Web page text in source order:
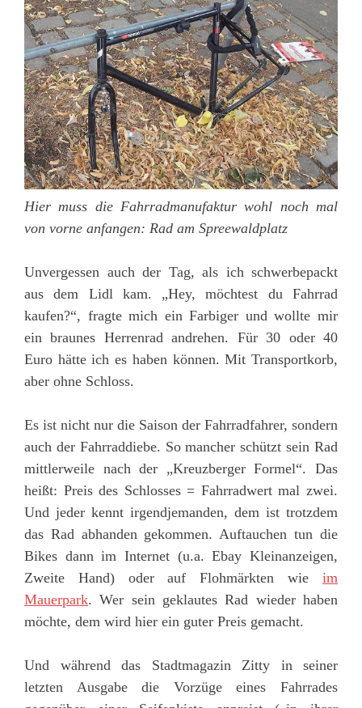
Hier muss die Fahrradmanufaktur wohl noch mal
von vorne anfangen: Rad am Spreewaldplatz
Unvergessen auch der Tag, als ich schwerbepackt
aus dem Lidl kam. „Hey, möchtest du Fahrrad
kaufen?“, fragte mich ein Farbiger und wollte mir
ein braunes Herrenrad andrehen. Für 30 oder 40
Euro hätte ich es haben können. Mit Transportkorb,
aber ohne Schloss.
Es ist nicht nur die Saison der Fahrradfahrer, sondern
auch der Fahrraddiebe. So mancher schützt sein Rad
mittlerweile nach der „Kreuzberger Formel“. Das
heißt: Preis des Schlosses = Fahrradwert mal zwei.
Und jeder kennt irgendjemanden, dem ist trotzdem
das Rad abhanden gekommen. Auftauchen tun die
Bikes dann im Internet (u.a. Ebay Kleinanzeigen,
Zweite Hand) oder auf Flohmärkten wie im
Mauerpark. Wer sein geklautes Rad wieder haben
möchte, dem wird hier ein guter Preis gemacht.
Und während das Stadtmagazin Zitty in seiner
letzten Ausgabe die Vorzüge eines Fahrrades